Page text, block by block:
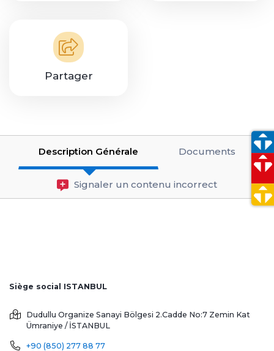
Partager
Description Générale Documents
Signaler un contenu incorrect
Siège social ISTANBUL
Dudullu Organize Sanayi Bölgesi 2.Cadde No:7 Zemin Kat
Ümraniye / İSTANBUL
+90 (850) 277 88 77